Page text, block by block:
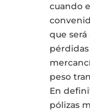
cuando
que
peso
En
pólizas